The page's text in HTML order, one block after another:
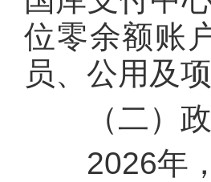
位零余额账
员、公用及
（二）政
2026年，